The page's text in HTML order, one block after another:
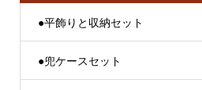
●平飾りと収納セット
●兜ケースセット